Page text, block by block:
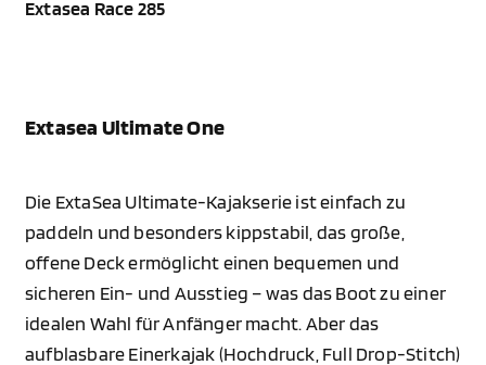
Extasea Race 285
Extasea Ultimate One
Die ExtaSea Ultimate-Kajakserie ist einfach zu
paddeln und besonders kippstabil, das große,
offene Deck ermöglicht einen bequemen und
sicheren Ein- und Ausstieg – was das Boot zu einer
idealen Wahl für Anfänger macht. Aber das
aufblasbare Einerkajak (Hochdruck, Full Drop-Stitch)